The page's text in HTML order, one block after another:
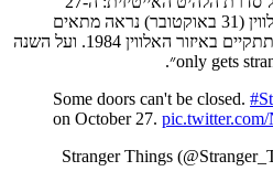
(31 באוקטובר) נראה מתאים
תתקיים באיזור האלווין ועל השנה
״.
Some doors can't be closed.
on October 27.